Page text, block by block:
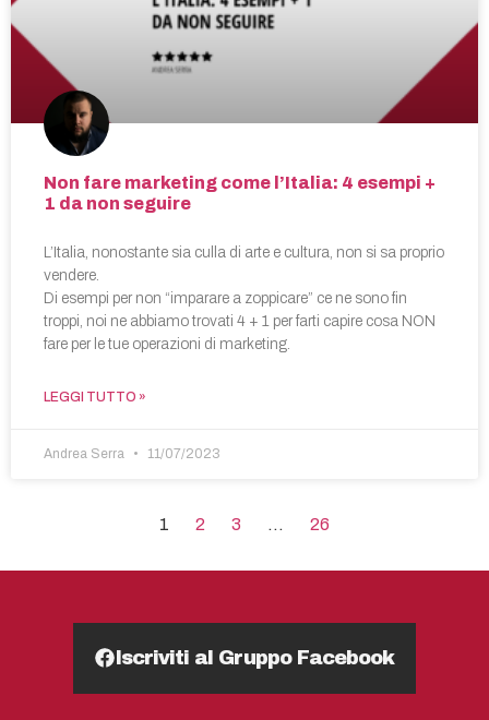
Non fare marketing come l’Italia: 4 esempi +
1 da non seguire
L’Italia, nonostante sia culla di arte e cultura, non si sa proprio
vendere.
Di esempi per non “imparare a zoppicare” ce ne sono fin
troppi, noi ne abbiamo trovati 4 + 1 per farti capire cosa NON
fare per le tue operazioni di marketing.
LEGGI TUTTO »
Andrea Serra 11/07/2023
1 2 3 … 26
Iscriviti al Gruppo Facebook